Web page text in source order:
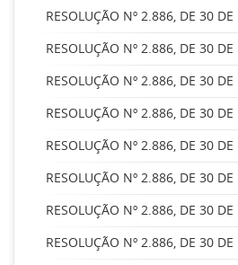
RESOLUÇÃO Nº 2.886, DE 30
RESOLUÇÃO Nº 2.886, DE 30
RESOLUÇÃO Nº 2.886, DE 30
RESOLUÇÃO Nº 2.886, DE 30
RESOLUÇÃO Nº 2.886, DE 30
RESOLUÇÃO Nº 2.886, DE 30
RESOLUÇÃO Nº 2.886, DE 30
RESOLUÇÃO Nº 2.886, DE 30